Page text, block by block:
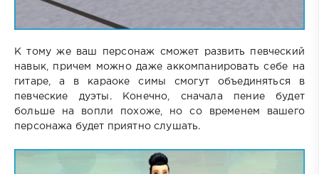
К тому же ваш персонаж сможет развить певческий
навык, причем можно даже аккомпанировать себе на
гитаре, а в караоке симы смогут объединяться в
певческие дуэты. Конечно, сначала пение будет
больше на вопли похоже, но со временем вашего
персонажа будет приятно слушать.